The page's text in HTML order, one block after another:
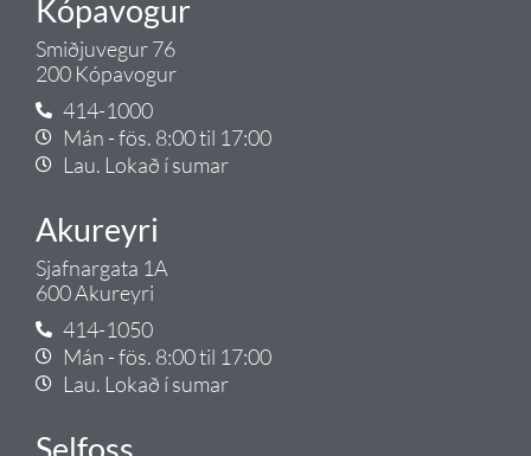
Kópavogur
Smiðjuvegur 76
200 Kópavogur
414-1000
Mán - fös. 8:00 til 17:00
Lau. Lokað í sumar
Akureyri
Sjafnargata 1A
600 Akureyri
414-1050
Mán - fös. 8:00 til 17:00
Lau. Lokað í sumar